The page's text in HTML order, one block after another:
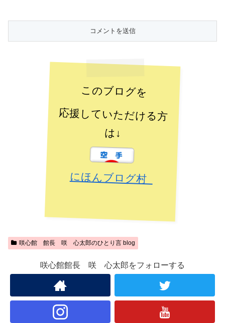
このブログを
応援していただける方
は↓
にほんブログ村
咲心館 館長 咲 心太郎のひとり言 blog
咲心館館長 咲 心太郎をフォローする